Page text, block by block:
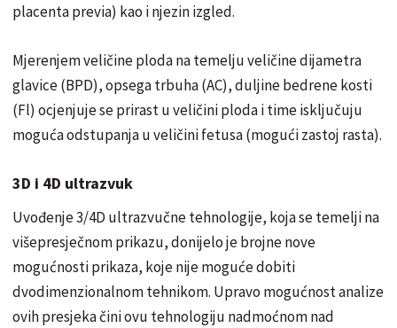
placenta previa) kao i njezin izgled.
Mjerenjem veličine ploda na temelju veličine dijametra
glavice (BPD), opsega trbuha (AC), duljine bedrene kosti
(Fl) ocjenjuje se prirast u veličini ploda i time isključuju
moguća odstupanja u veličini fetusa (mogući zastoj rasta).
3D i 4D ultrazvuk
Uvođenje 3/4D ultrazvučne tehnologije, koja se temelji na
višepresječnom prikazu, donijelo je brojne nove
mogućnosti prikaza, koje nije moguće dobiti
dvodimenzionalnom tehnikom. Upravo mogućnost analize
ovih presjeka čini ovu tehnologiju nadmoćnom nad